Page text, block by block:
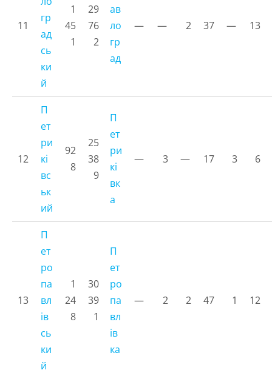
11
гр
ад
сь
ки
й
1
45
1
29
76
2
ав
ло
гр
ад
— — 2 37 — 13
12
П
ет
ри
кі
вс
ьк
ий
92
8
25
38
9
П
ет
ри
кі
вк
а
— 3 — 17 3 6
13
П
ет
ро
па
вл
ів
сь
ки
й
1
24
8
30
39
1
П
ет
ро
па
вл
ів
ка
— 2 2 47 1 12